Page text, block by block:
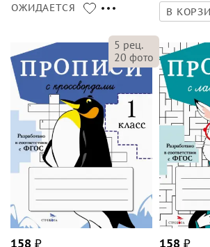
ОЖИДАЕТСЯ В
5 рец.
20 фото
158 ₽ 158 ₽